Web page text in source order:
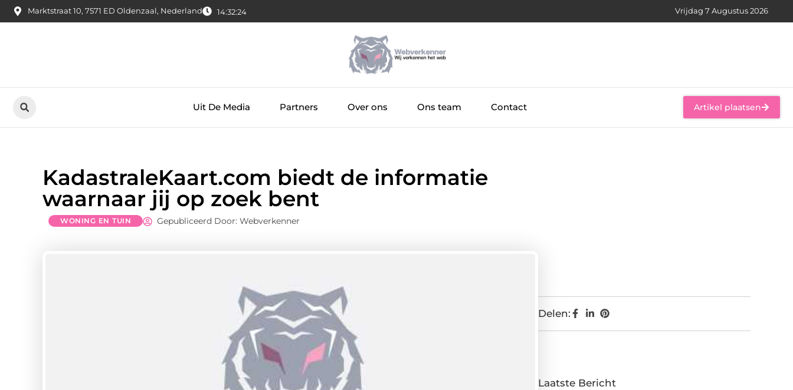
Marktstraat 10, 7571 ED Oldenzaal, Nederland 14:32:25 Vrijdag 7 Augustus 2026
Uit De Media Partners Over ons Ons team Contact Artikel plaatsen
KadastraleKaart.com biedt de informatie
waarnaar jij op zoek bent
WONING EN TUIN Gepubliceerd Door: Webverkenner
Delen:
Laatste Bericht